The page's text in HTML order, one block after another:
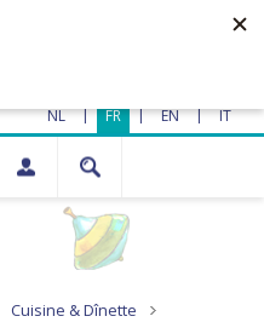
NL | FR | EN | IT
Cuisine & Dînette